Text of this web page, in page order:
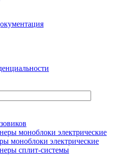
моноблоки электрические